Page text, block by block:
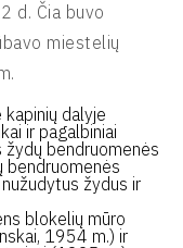
d. Čia buvo
miestelių
dalyje
ir pagalbiniai
bendruomenės
bendruomenės
žydus ir
blokelių mūro
1954 m.) ir